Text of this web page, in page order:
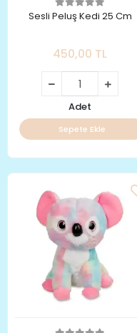
Sesli Peluş Kedi 25 Cm
450,00 TL
Adet
Sepete Ekle